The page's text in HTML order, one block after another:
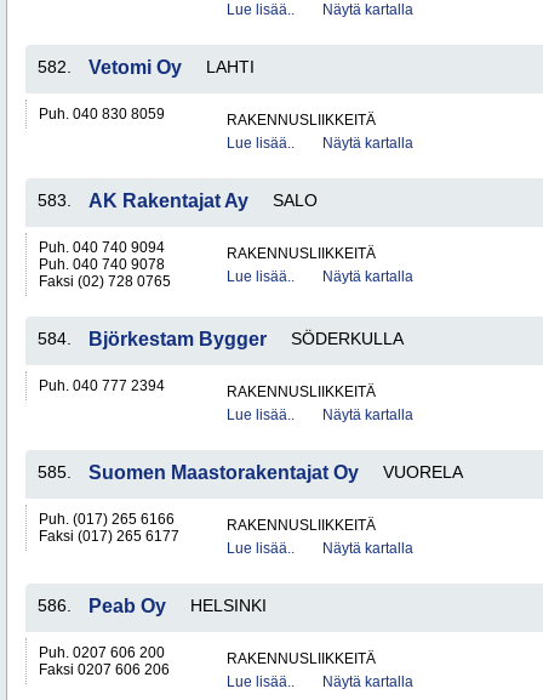
Lue lisää..
Näytä kartalla
582. Vetomi Oy LAHTI
Puh. 040 830 8059
RAKENNUSLIIKKEITÄ
Lue lisää..
Näytä kartalla
583. AK Rakentajat Ay SALO
Puh. 040 740 9094
Puh. 040 740 9078
Faksi (02) 728 0765
RAKENNUSLIIKKEITÄ
Lue lisää..
Näytä kartalla
584. Björkestam Bygger SÖDERKULLA
Puh. 040 777 2394
RAKENNUSLIIKKEITÄ
Lue lisää..
Näytä kartalla
585. Suomen Maastorakentajat Oy VUORELA
Puh. (017) 265 6166
Faksi (017) 265 6177
RAKENNUSLIIKKEITÄ
Lue lisää..
Näytä kartalla
586. Peab Oy HELSINKI
Puh. 0207 606 200
Faksi 0207 606 206
RAKENNUSLIIKKEITÄ
Lue lisää..
Näytä kartalla